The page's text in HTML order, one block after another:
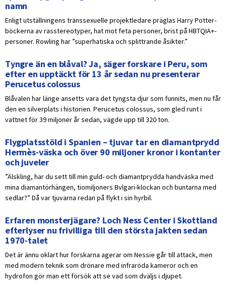
namn
Enligt utställningens transsexuelle projektledare präglas Harry Potter-
böckerna av rasstereotyper, hat mot feta personer, brist på HBTQIA+-
personer. Rowling har ”superhatiska och splittrande åsikter.”
Tyngre än en blåval? Ja, säger forskare i Peru, som
efter en upptäckt för 13 år sedan nu presenterar
Perucetus colossus
Blåvalen har länge ansetts vara det tyngsta djur som funnits, men nu får
den en silverplats i historien. Perucetus colossus, som gled runt i
vattnet för 39 miljoner år sedan, vägde upp till 320 ton.
Flygplatsstöld i Spanien – tjuvar tar en diamantprydd
Hermès-väska och över 90 miljoner kronor i kontanter
och juveler
”Älskling, har du sett till min guld- och diamantprydda handväska med
mina diamantörhängen, tiomiljoners Bvlgari-klockan och buntarna med
sedlar?” Då var tjuvarna redan på flykt i sin hyrbil.
Erfaren monsterjägare? Loch Ness Center i Skottland
efterlyser nu frivilliga till den största jakten sedan
1970-talet
Det är ännu oklart hur forskarna agerar om Nessie går till attack, men
med modern teknik som drönare med infraröda kameror och en
hydrofon gör man ett försök att se vad som dväljs i djupet.